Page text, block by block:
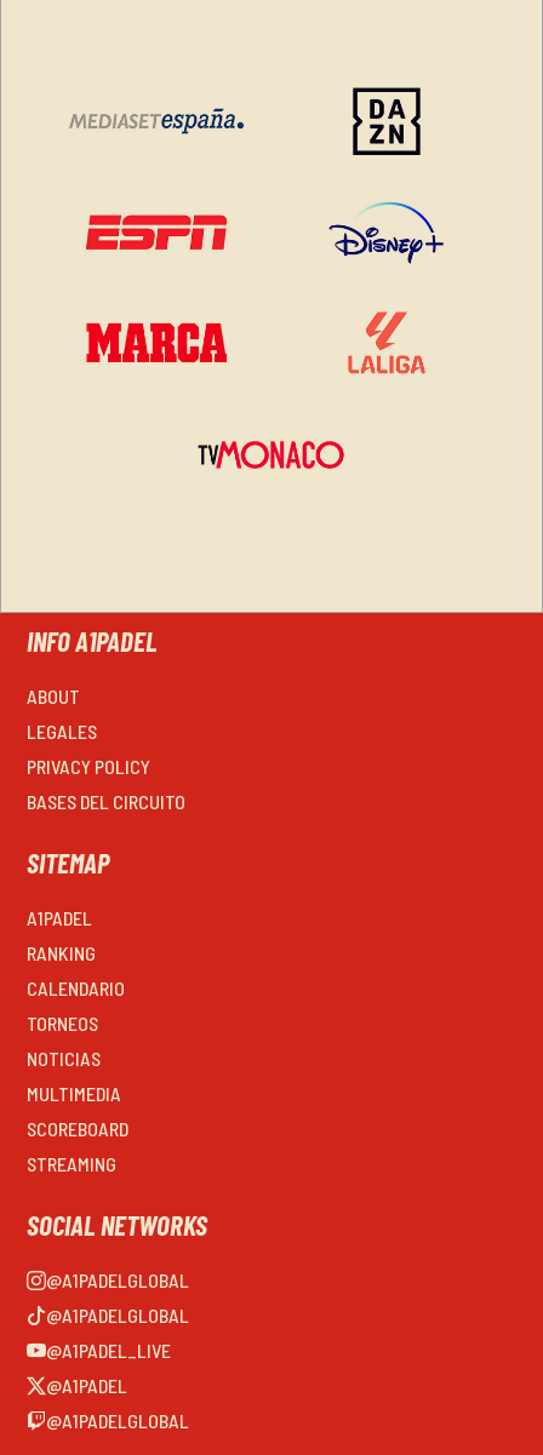
INFO A1PADEL
ABOUT
LEGALES
PRIVACY POLICY
BASES DEL CIRCUITO
SITEMAP
A1PADEL
RANKING
CALENDARIO
TORNEOS
NOTICIAS
MULTIMEDIA
SCOREBOARD
STREAMING
SOCIAL NETWORKS
@A1PADELGLOBAL
@A1PADELGLOBAL
@A1PADEL_LIVE
@A1PADEL
@A1PADELGLOBAL